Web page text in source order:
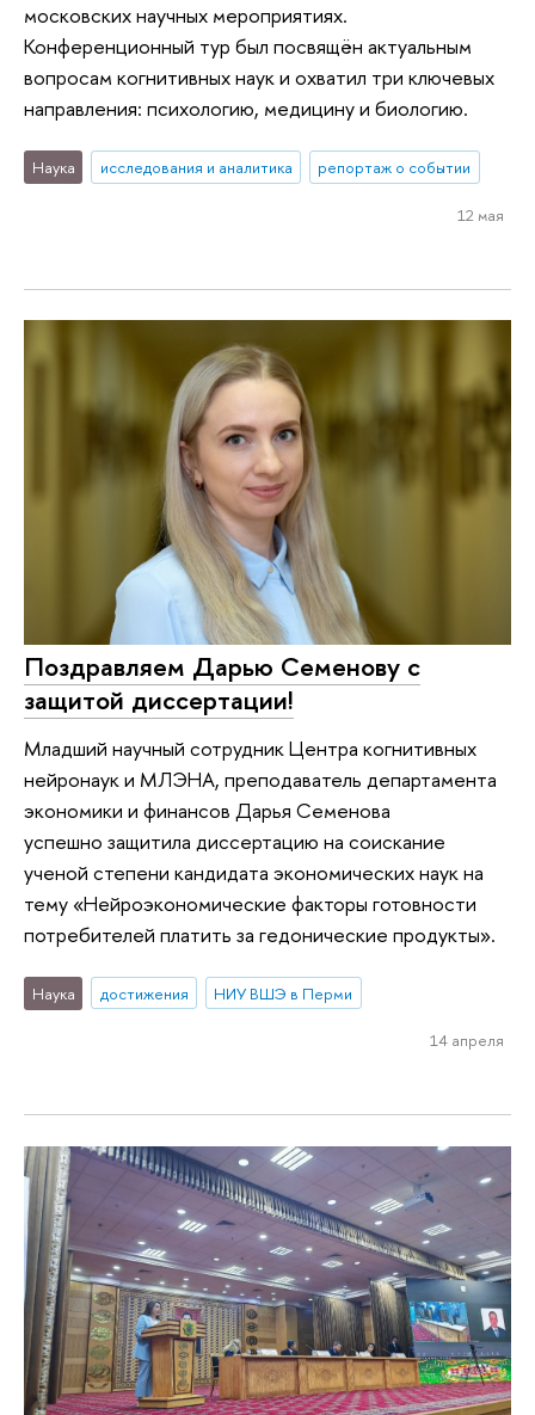
московских научных мероприятиях.
Конференционный тур был посвящён актуальным
вопросам когнитивных наук и охватил три ключевых
направления: психологию, медицину и биологию.
Наука исследования и аналитика репортаж о событии
12 мая
Поздравляем Дарью Семенову с
защитой диссертации!
Младший научный сотрудник Центра когнитивных
нейронаук и МЛЭНА, преподаватель департамента
экономики и финансов Дарья Семенова
успешно защитила диссертацию на соискание
ученой степени кандидата экономических наук на
тему «Нейроэкономические факторы готовности
потребителей платить за гедонические продукты».
Наука достижения НИУ ВШЭ в Перми
14 апреля